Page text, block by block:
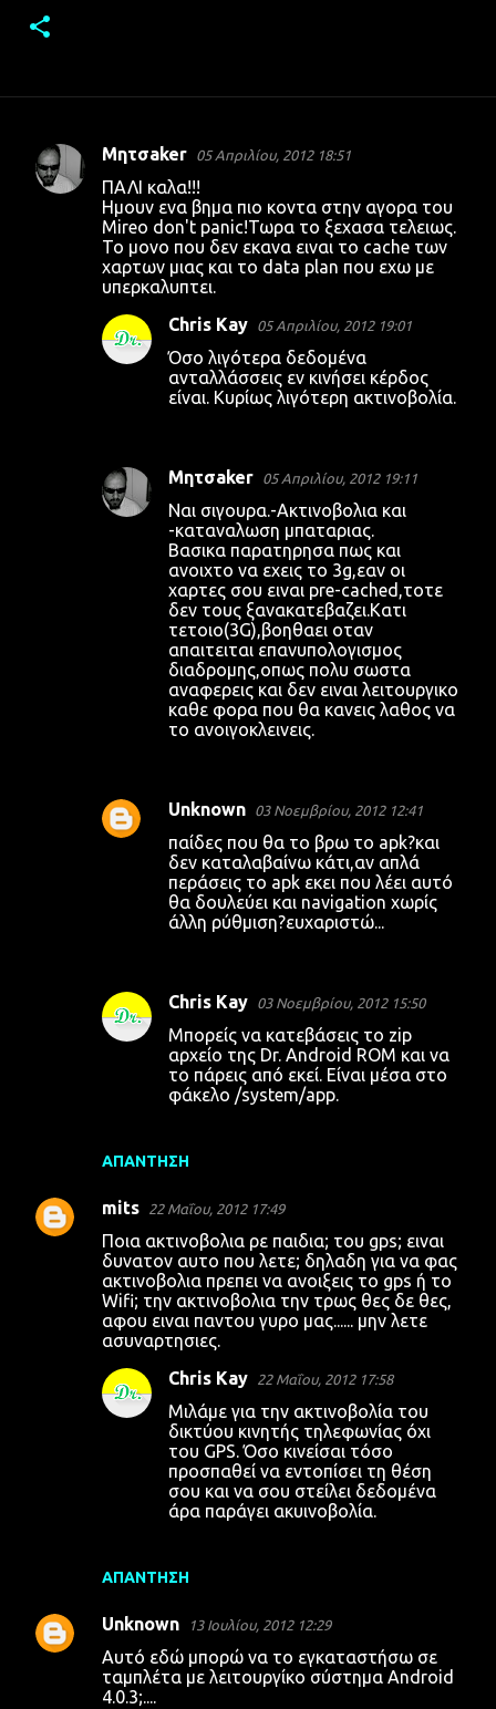
Σ
Μητσaker 05 Απριλίου, 2012 18:51
ΠΑΛΙ καλα!!!
Ημουν ενα βημα πιο κοντα στην αγορα του
Mireo don't panic!Τωρα το ξεχασα τελειως.
Το μονο που δεν εκανα ειναι το cache των
χαρτων μιας και το data plan που εχω με
υπερκαλυπτει.
ΑΠΆΝΤΗΣΗ
Chris Kay 05 Απριλίου, 2012 19:01
Όσο λιγότερα δεδομένα
ανταλλάσσεις εν κινήσει κέρδος
είναι. Κυρίως λιγότερη ακτινοβολία.
Μητσaker 05 Απριλίου, 2012 19:11
Ναι σιγουρα.-Ακτινοβολια και
-καταναλωση μπαταριας.
Βασικα παρατηρησα πως και
ανοιχτο να εχεις το 3g,εαν οι
χαρτες σου ειναι pre-cached,τοτε
δεν τους ξανακατεβαζει.Κατι
τετοιο(3G),βοηθαει οταν
απαιτειται επανυπολογισμος
διαδρομης,οπως πολυ σωστα
αναφερεις και δεν ειναι λειτουργικο
καθε φορα που θα κανεις λαθος να
το ανοιγοκλεινεις.
Unknown 03 Νοεμβρίου, 2012 12:41
παίδες που θα το βρω το apk?και
δεν καταλαβαίνω κάτι,αν απλά
περάσεις το apk εκει που λέει αυτό
θα δουλεύει και navigation χωρίς
άλλη ρύθμιση?ευχαριστώ...
Chris Kay 03 Νοεμβρίου, 2012 15:50
Μπορείς να κατεβάσεις το zip
αρχείο της Dr. Android ROM και να
το πάρεις από εκεί. Είναι μέσα στο
φάκελο /system/app.
mits 22 Μαΐου, 2012 17:49
Ποια ακτινοβολια ρε παιδια; του gps; ειναι
δυνατον αυτο που λετε; δηλαδη για να φας
ακτινοβολια πρεπει να ανοιξεις το gps ή το
Wifi; την ακτινοβολια την τρως θες δε θες,
αφου ειναι παντου γυρο μας...... μην λετε
ασυναρτησιες.
ΑΠΆΝΤΗΣΗ
Chris Kay 22 Μαΐου, 2012 17:58
Μιλάμε για την ακτινοβολία του
δικτύου κινητής τηλεφωνίας όχι
του GPS. Όσο κινείσαι τόσο
προσπαθεί να εντοπίσει τη θέση
σου και να σου στείλει δεδομένα
άρα παράγει ακυινοβολία.
Unknown 13 Ιουλίου, 2012 12:29
Αυτό εδώ μπορώ να το εγκαταστήσω σε
ταμπλέτα με λειτουργίκο σύστημα Android
4.0.3;....